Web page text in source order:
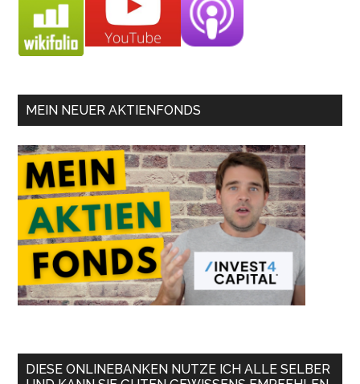
MEIN NEUER AKTIENFONDS
DIESE ONLINEBANKEN NUTZE ICH ALLE SELBER